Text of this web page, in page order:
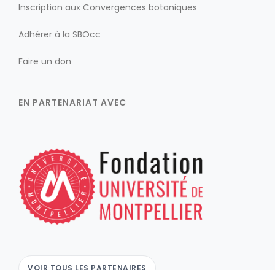
Inscription aux Convergences botaniques
Adhérer à la SBOcc
Faire un don
EN PARTENARIAT AVEC
VOIR TOUS LES PARTENAIRES